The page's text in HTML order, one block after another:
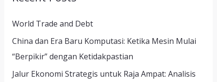
f
o
:
World Trade and Debt
China dan Era Baru Komputasi: Ketika Mesin Mulai
“Berpikir” dengan Ketidakpastian
Jalur Ekonomi Strategis untuk Raja Ampat: Analisis